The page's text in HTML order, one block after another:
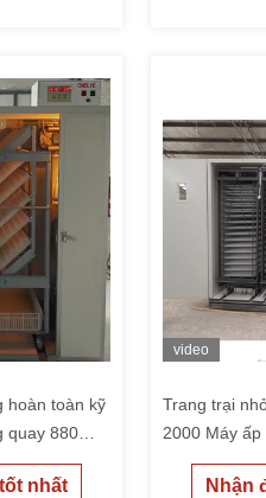
hoàn toàn kỹ
quay 880
nhất
video
Trang trại
2000 Máy
Nhận